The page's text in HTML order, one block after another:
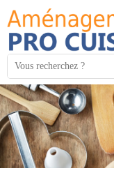
Mots
clés
:
Panneau de gestion